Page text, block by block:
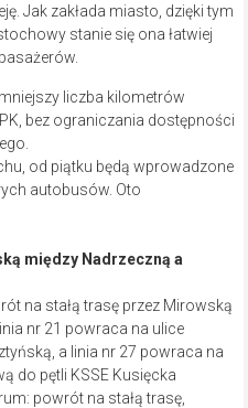
Jak zakłada miasto, dzięki tym
stanie się ona łatwiej
liczba kilometrów
bez ograniczania dostępności
od piątku będą wprowadzone
autobusów. Oto
między Nadrzeczną a
na stałą trasę przez Mirowską
nr 21 powraca na ulice
a linia nr 27 powraca na
do pętli KSSE Kusięcka
powrót na stałą trasę,